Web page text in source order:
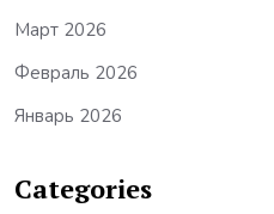
Март 2026
Февраль 2026
Январь 2026
Categories